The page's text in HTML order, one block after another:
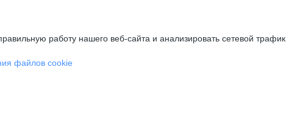
работу нашего веб-сайта и анализировать сетевой трафик.
файлов cookie